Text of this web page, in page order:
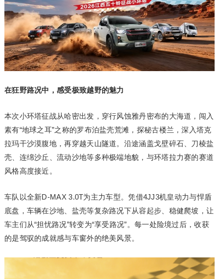
在狂野路况中，感受极致越野的魅力
本次小环塔征战从哈密出发，穿行风蚀雅丹密布的大海道，闯入
素有“地球之耳”之称的罗布泊盐壳荒滩，探秘古楼兰，深入塔克
拉玛干沙漠腹地，再穿越天山隧道。沿途涵盖戈壁碎石、刀棱盐
壳、连绵沙丘、流动沙地等多种极端地貌，与环塔拉力赛的赛道
风格高度接近。
车队以全新D-MAX 3.0T为主力车型。凭借4JJ3机皇动力与悍盾
底盘，车辆在沙地、盐壳等复杂路况下从容起步、稳健爬坡，让
车主们从“担忧路况”转变为“享受路况”。每一处险境过后，收获
的是驾驭的成就感与车窗外的绝美风景。